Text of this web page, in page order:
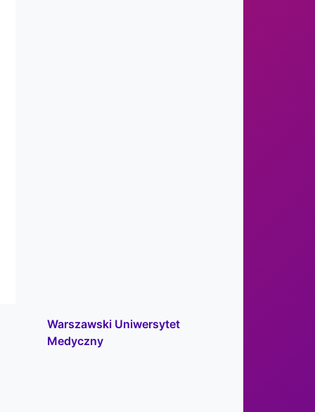
Warszawski Uniwersytet
Medyczny